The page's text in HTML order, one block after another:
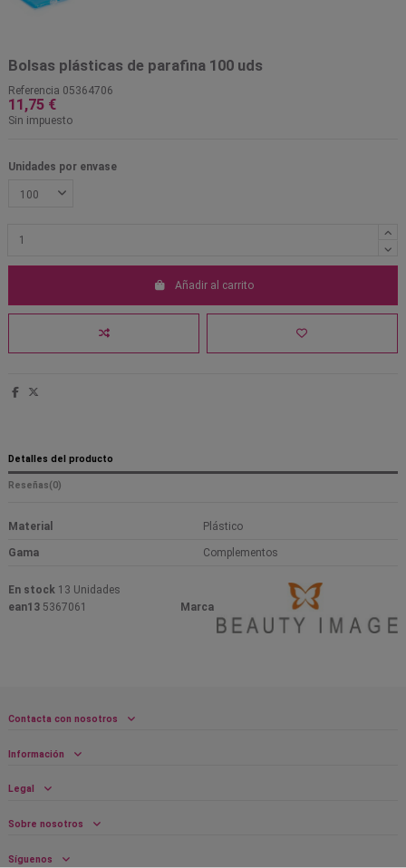
Bolsas plásticas de parafina 100 uds
Referencia 05364706
11,75 €
Sin impuesto
Unidades por envase
Añadir al carrito
Detalles del producto
Reseñas(0)
Material Plástico
Gama Complementos
Marca
En stock 13 Unidades
ean13 5367061
Contacta con nosotros
Información
Legal
Sobre nosotros
Síguenos